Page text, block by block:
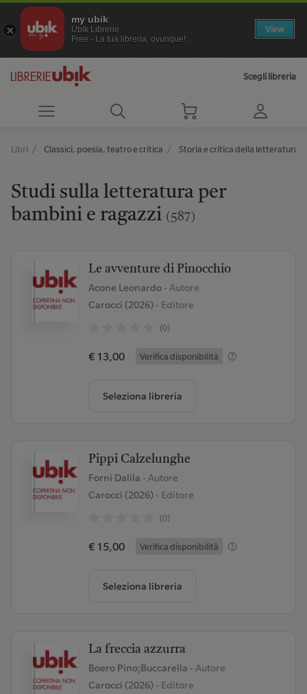
my ubik
Ubik Librerie
Free - La tua libreria, ovunque!
View
Scegli libreria
Libri Classici, poesia, teatro e critica Storia e critica della letteratura
Studi sulla letteratura per
bambini e ragazzi (587)
Le avventure di Pinocchio
Acone Leonardo - Autore
Carocci (2026)- Editore
(0)
€ 13,00 Verifica disponibilità
Seleziona libreria
Pippi Calzelunghe
Forni Dalila - Autore
Carocci (2026)- Editore
(0)
€ 15,00 Verifica disponibilità
Seleziona libreria
La freccia azzurra
Boero Pino;Buccarella - Autore
Carocci (2026)- Editore